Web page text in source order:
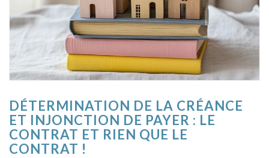
DÉTERMINATION DE LA CRÉANCE
ET INJONCTION DE PAYER : LE
CONTRAT ET RIEN QUE LE
CONTRAT !